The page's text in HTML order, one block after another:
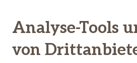
Analyse-Tools
von